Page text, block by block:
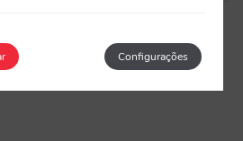
passa por uma
Configurações